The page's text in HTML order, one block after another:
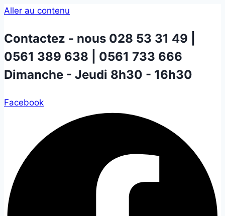
Aller au contenu
Contactez - nous 028 53 31 49 |
0561 389 638 | 0561 733 666
Dimanche - Jeudi 8h30 - 16h30
Facebook